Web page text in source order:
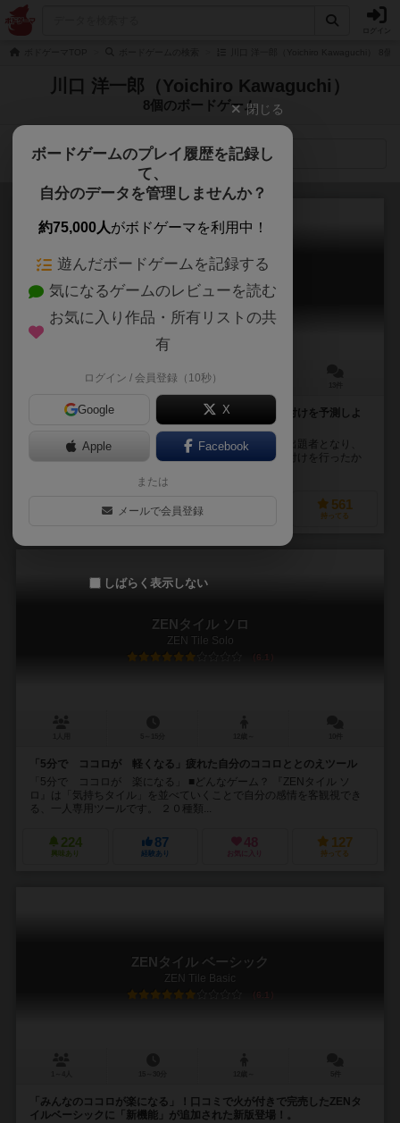
川口 洋一郎（Yoichiro Kawaguchi）
8個のボードゲーム
検索メニュー
かたろーぐ / 語ろーぐ
Catalo-gue
10分前後
題材は自由！７つのアイテムから出題者が選んだ順位付けを予測しよ
このボードゲームは非常にユニークです。誰か１人が出題者となり、
他の人は出題者が決めたアイテムからどのような順位付けを行ったか
512
経験あり
561
持ってる
ZENタイル ソロ
ZEN Tile Solo
6.1
「5分で ココロが 軽くなる」疲れた自分のココロととのえツール
「5分で ココロが 楽になる」 ■どんなゲーム？ 『ZENタイル ソ
ロ』は「気持ちタイル」を並べていくことで自分の感情を客観視でき
る、一人専用ツールです。 ２０種類...
224
興味あり
87
経験あり
48
お気に入り
127
持ってる
ZENタイル ベーシック
ZEN Tile Basic
6.1
「みんなのココロが楽になる」！口コミで火が付きで完売したZENタ
イルベーシックに「新機能」が追加された新版登場！。
閉じる
ボードゲームのプレイ履歴を記録し
て、
自分のデータを管理しませんか？
約75,000人がボドゲーマを利用中！
遊んだボードゲームを記録する
気になるゲームのレビューを読む
お気に入り作品・所有リストの共
有
ログイン / 会員登録（10秒）
Google X
Apple Facebook
または
メールで会員登録
しばらく表示しない